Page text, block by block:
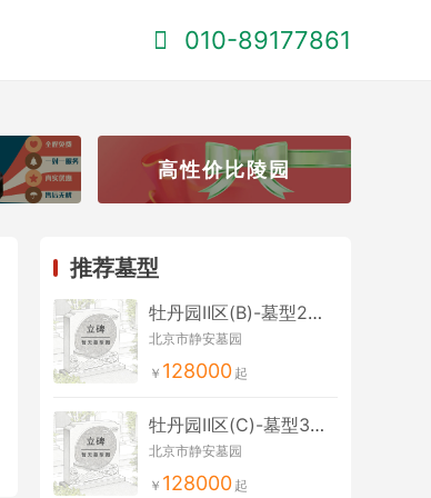
010-89177861
高性价比陵园
推荐墓型
牡丹园Ⅱ区(B)-墓型2立碑
北京市静安墓园
128000
牡丹园Ⅱ区(C)-墓型3立碑
北京市静安墓园
128000